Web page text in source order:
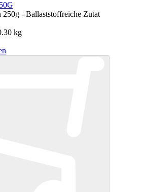
250g - Ballaststoffreiche Zutat
kg